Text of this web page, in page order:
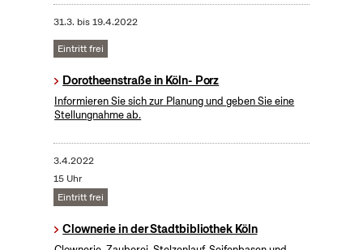
31.3. bis19.4.2022
Eintritt frei
Dorotheenstraße in Köln- Porz
Informieren Sie sich zur Planung und geben Sie eine
Stellungnahme ab.
3.4.2022
15 Uhr
Eintritt frei
Clownerie in der Stadtbibliothek Köln